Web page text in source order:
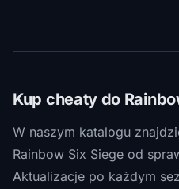
Kup cheaty do
W naszym katalogu
Rainbow Six Siege od
Aktualizacje po każdym